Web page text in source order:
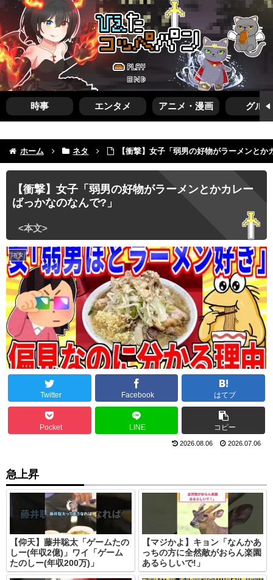
時事 エンタメ アニメ・漫画 グルメ
ホーム ネタ 【衝撃】女子「弱男の好物がラーメンと
【衝撃】女子「弱男の好物がラーメンとかカレー
ばっかなのなんで?」
ネタ
Twitter Facebook はてブ
Pocket LINE コピー
2026.08.06 2026.07.06
急上昇
【仰天】藤井聡太「ゲームたの
しー(年収2億)」ワイ「ゲーム
たのしー(年収200万)」
【マジかよ】キョン「なんかあ
っちの方に全然敵がおらん楽園
あるらしいで!」